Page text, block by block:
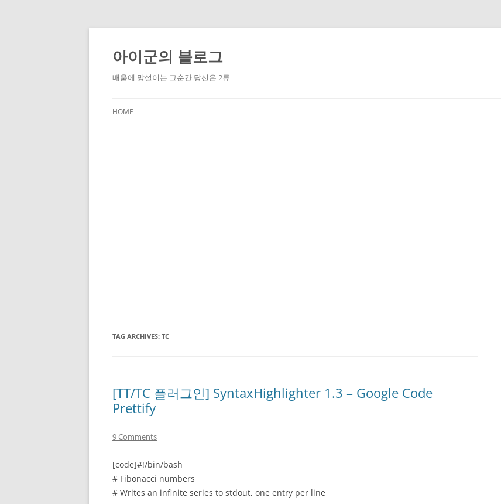
Skip
content
아이군의 블로그
배움에 망설이는 그순간 당신은 2류
HOME
TAG ARCHIVES: TC
[TT/TC 플러그인] SyntaxHighlighter 1.3 – Google Code
Prettify
9 Comments
[code]#!/bin/bash
# Fibonacci numbers
# Writes an infinite series to stdout, one entry per line